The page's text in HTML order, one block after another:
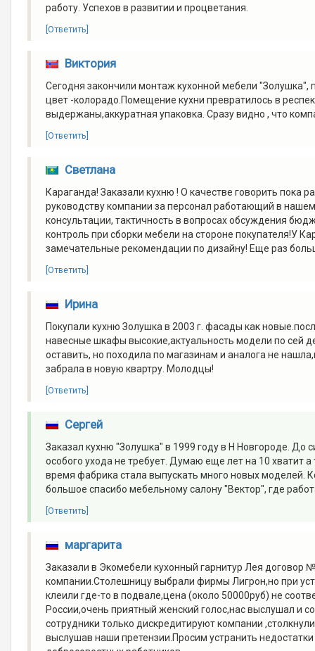
работу. Успехов в развитии и процветания.
[Ответить]
Виктория
Сегодня закончили монтаж кухонной мебели
цвет -колорадо.Помещение кухни превратилось в
выдержаны,аккуратная упаковка. Сразу видно , что
[Ответить]
Светлана
Караганда! Заказали кухню ! О качестве говорить пока
руководству компании за персонал работающий в
консультации, тактичность в вопросах обсуждения
контроль при сборки мебели на стороне покупателя!У
замечательные рекомендации по дизайну! Еще раз
[Ответить]
Ирина
Покупали кухню Золушка в 2003 г. фасады как
навесные шкафы высокие,актуальность модели по сей
оставить, но походила по магазинам и аналога не
забрала в новую квартру. Молодцы!
[Ответить]
Сергей
Заказал кухню "Золушка" в 1999 году в Н Новгороде. До
особого ухода не требует. Думаю еще лет на 10 хватит
время фабрика стала выпускать много новых моделей.
большое спасибо мебельному салону "Вектор", где
[Ответить]
маргарита
Заказали в Экомебели кухонный гарнитур Лея
компании.Столешницу выбрали фирмы Лигрон,но при
клеили где-то в подвале,цена (около 50000руб) не
России,очень приятный женский голос,нас выслушал и
сотрудники только дискредитируют компании
выслушав наши претензии.Просим устранить